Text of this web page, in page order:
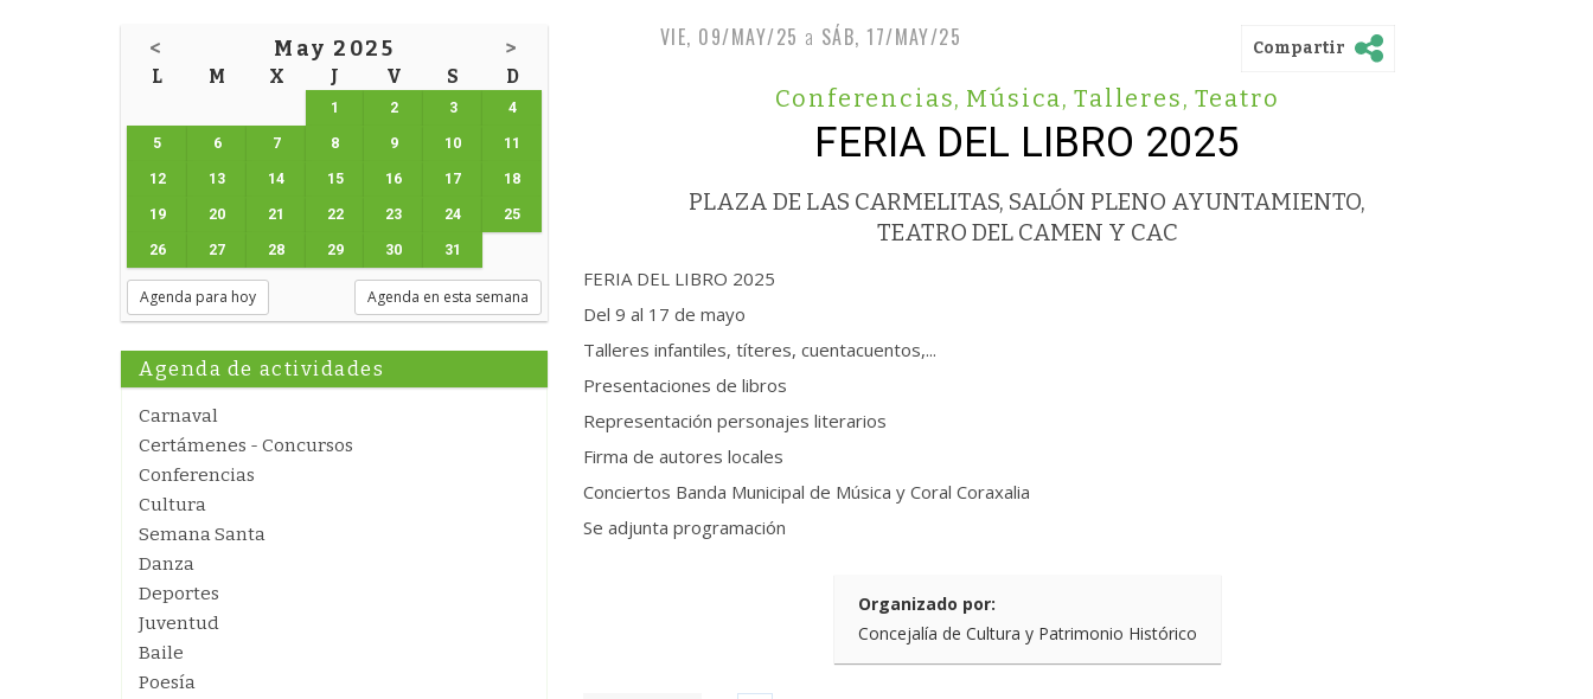
< May 2025 >
L M X J V S D
1 2 3 4
5 6 7 8 9 10 11
12 13 14 15 16 17 18
19 20 21 22 23 24 25
26 27 28 29 30 31
Agenda para hoy Agenda en esta semana
Agenda de actividades
Carnaval
Certámenes - Concursos
Conferencias
Cultura
Semana Santa
Danza
Deportes
Juventud
Baile
Poesía
VIE, 09/MAY/25 a SÁB, 17/MAY/25 Compartir
Conferencias, Música, Talleres, Teatro
FERIA DEL LIBRO 2025
PLAZA DE LAS CARMELITAS, SALÓN PLENO AYUNTAMIENTO,
TEATRO DEL CAMEN Y CAC
FERIA DEL LIBRO 2025
Del 9 al 17 de mayo
Talleres infantiles, títeres, cuentacuentos,...
Presentaciones de libros
Representación personajes literarios
Firma de autores locales
Conciertos Banda Municipal de Música y Coral Coraxalia
Se adjunta programación
Organizado por:
Concejalía de Cultura y Patrimonio Histórico